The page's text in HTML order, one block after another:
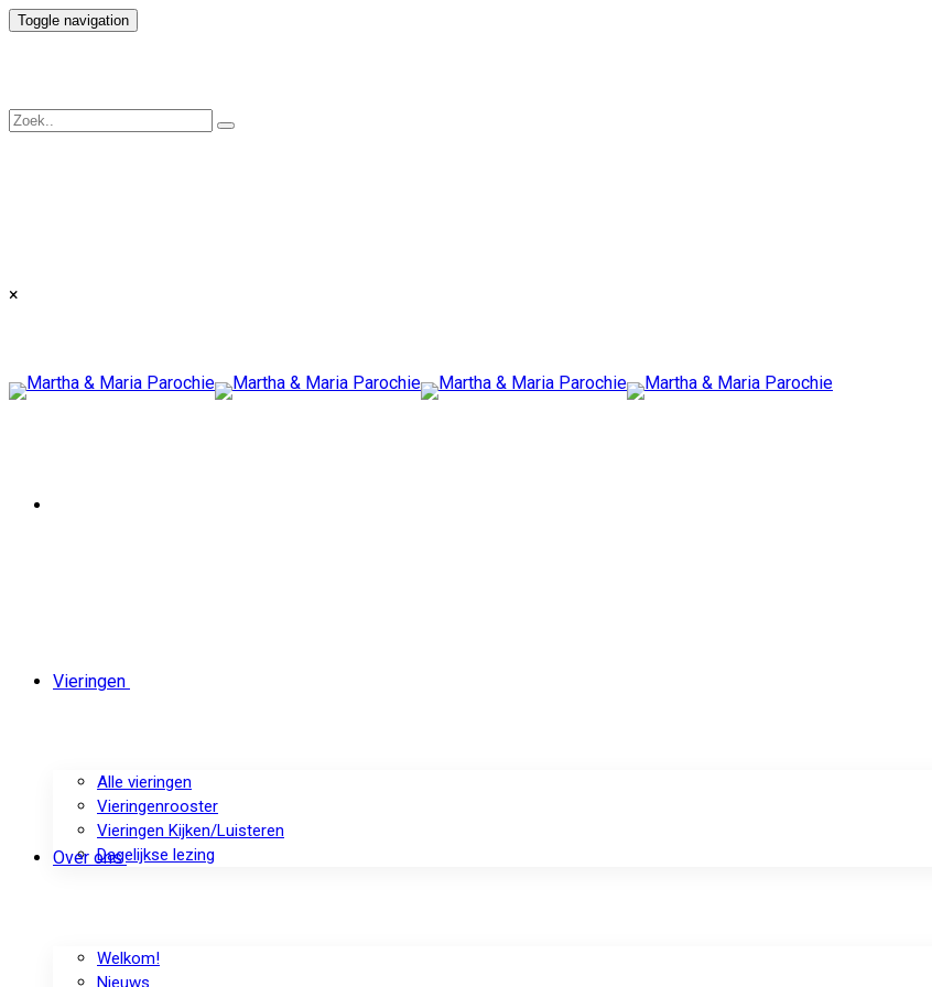
Toggle navigation
×
Vieringen
Alle vieringen
Vieringenrooster
Vieringen Kijken/Luisteren
Dagelijkse lezing
Over ons
Welkom!
Nieuws